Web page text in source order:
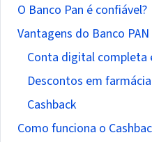
O Banco Pan é confiável?
Vantagens do Banco PAN
Conta digital completa
Descontos em farmácia
Cashback
Como funciona o